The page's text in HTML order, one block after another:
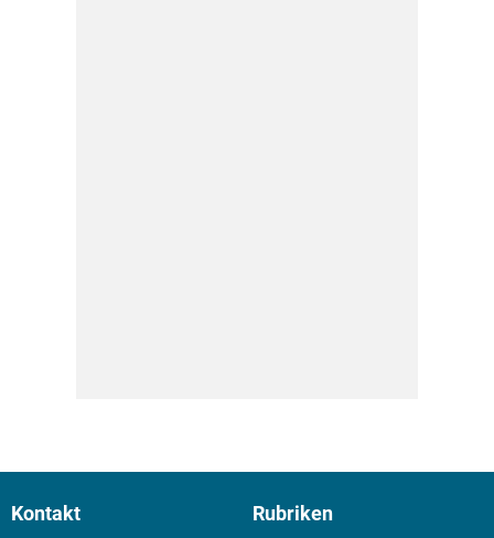
Kontakt Rubriken